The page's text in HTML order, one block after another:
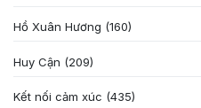
Hồ Xuân Hương (160)
Huy Cận (209)
Kết nối cảm xúc (435)